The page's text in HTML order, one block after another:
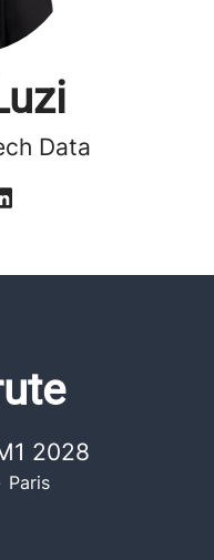
Data
2028
Paris